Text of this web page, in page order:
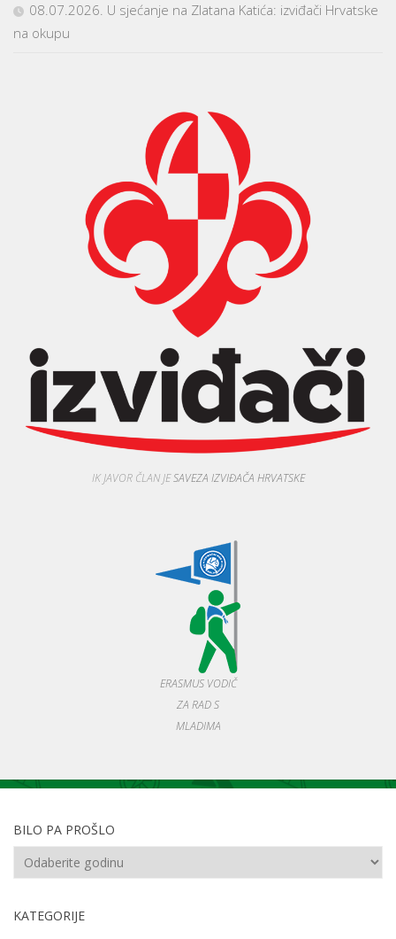
08.07.2026. U sjećanje na Zlatana Katića: izviđači Hrvatske
na okupu
IK JAVOR ČLAN JESAVEZA IZVIĐAČA HRVATSKE
ERASMUS VODIČ
ZA RAD S
MLADIMA
BILO PA PROŠLO
KATEGORIJE